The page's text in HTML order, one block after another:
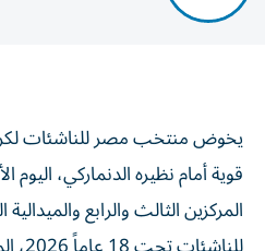
قوية أمام نظيره الدنماركي، اليوم
المركزين الثالث والرابع والميدالية